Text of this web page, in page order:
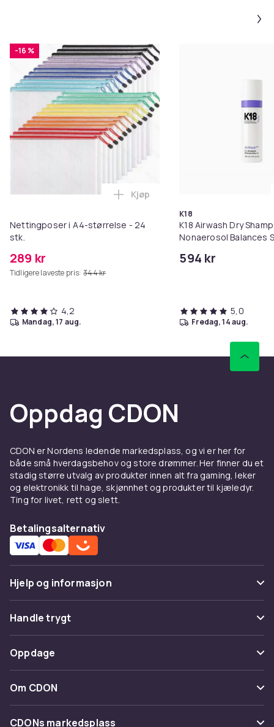
-16 %
Nettingposer i A4-størrelse - 24
stk.
289 kr
Tidligere laveste pris: 344 kr
Legg Nettingposer i A4-
Kjøp
4,2
mandag, 17 aug.
K18
K18 Airwash Dry
Nonaerosol Balances
594 kr
5,0
fredag, 14 aug.
Oppdag CDON
CDON er Nordens ledende markedsplass, og vi er her for
både små hverdagsbehov og store drømmer. Her finner du et
stadig større utvalg av produkter innen alt fra gaming, leker
og elektronikk til hage, skjønnhet og produkter til kjæledyr.
Ting for livet, rett og slett.
Betalingsalternativ
Hjelp og informasjon
Vanlige spørsmål
Spor pakke
Angre & returner her
Kontakt oss
Handle trygt
Betaling
Levering
Tilbakekallinger
Oppdage
Kategorier
Varemerker
Om CDON
Om oss
CDONs markedsplass